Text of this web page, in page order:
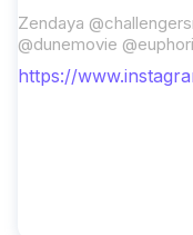
Zendaya
@dunemovie
https://